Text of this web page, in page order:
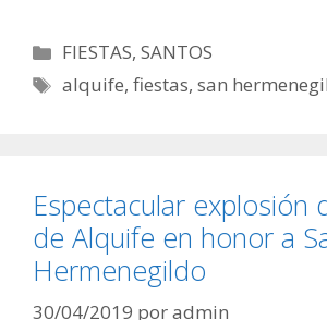
Categorías
FIESTAS,SANTOS
Etiquetas
alquife,fiestas,san
Espectacular explosión
de Alquife en honor a
Hermenegildo
30/04/2019 poradmin